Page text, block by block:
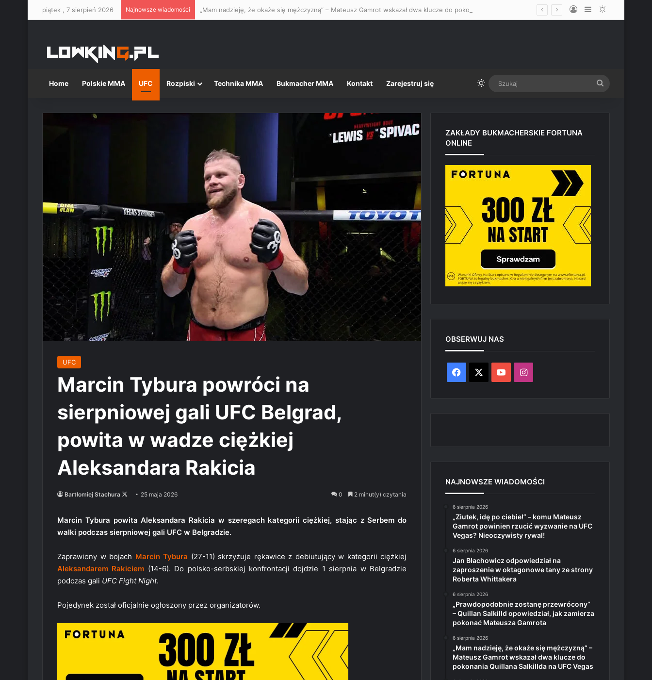
piątek , 7 sierpień 2026 Najnowsze wiadomości Log InSidebarSwitch skin
Home Polskie MMA UFC Rozpiski Technika MMA Bukmacher MMA Kontakt Zarejestruj się Switch skin
UFC
Marcin Tybura powróci na
sierpniowej gali UFC Belgrad,
powita w wadze ciężkiej
Aleksandara Rakicia
Bartłomiej Stachura
Follow
X
25 maja 2026 0 2 minut(y) czytania
Marcin Tybura powita Aleksandara Rakicia w szeregach kategorii ciężkiej, stając z Serbem do
walki podczas sierpniowej gali UFC w Belgradzie.
Zaprawiony w bojach Marcin Tybura (27-11) skrzyżuje rękawice z debiutujący w kategorii ciężkiej
Aleksandarem Rakiciem (14-6). Do polsko-serbskiej konfrontacji dojdzie 1 sierpnia w Belgradzie
podczas gali UFC Fight Night.
Pojedynek został oficjalnie ogłoszony przez organizatorów.
ZAKŁADY BUKMACHERSKIE FORTUNA
ONLINE
OBSERWUJ NAS
Facebook YouTubeInstagram
NAJNOWSZE WIADOMOŚCI
6 sierpnia 2026
„Ziutek, idę po ciebie!” – komu Mateusz
Gamrot powinien rzucić wyzwanie na UFC
Vegas? Nieoczywisty rywal!
6 sierpnia 2026
Jan Błachowicz odpowiedział na
zaproszenie w oktagonowe tany ze strony
Roberta Whittakera
6 sierpnia 2026
„Prawdopodobnie zostanę przewrócony”
– Quillan Salkilld opowiedział, jak zamierza
pokonać Mateusza Gamrota
6 sierpnia 2026
„Mam nadzieję, że okaże się mężczyzną” –
Mateusz Gamrot wskazał dwa klucze do
pokonania Quillana Salkillda na UFC Vegas